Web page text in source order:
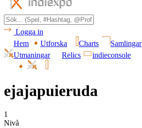
Logga in
Hem
Utforska Charts Samlingar
Utmaningar
Relics indieconsole
ejajapuieruda
1
Nivå